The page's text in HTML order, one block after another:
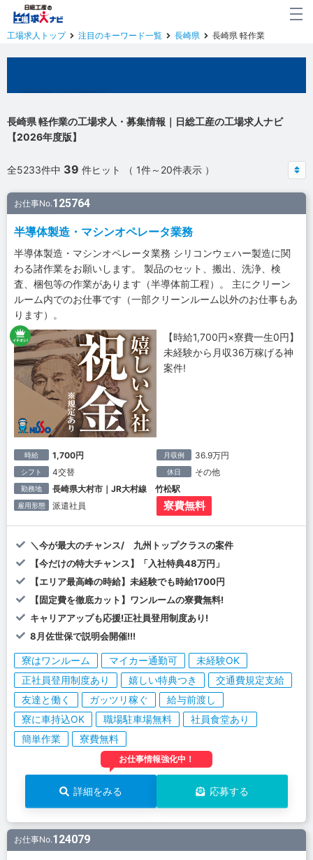
工場求人トップ 注目のキーワード一覧 長崎県 長崎県 軽作業
長崎県 軽作業の工場求人・募集情報｜日総工産の工場求人ナビ
【2026年度版】
全5233件中 39 件ヒット （ 1件～20件表示 ）
お仕事No.125764
半導体製造・マシンオペレータ業務
半導体製造・マシンオペレータ業務 シリコンウェハー製造に関
わる諸作業をお願いします。 製品のセット、搬出、洗浄、検
査、梱包等の作業があります（半導体前工程）。 主にクリーン
ルーム内でのお仕事です（一部クリーンルーム以外のお仕事もあ
ります）。
【時給1,700円×寮費一生0円】
未経験から月収36万稼げる神
案件!
時給 1,700円 月収例 36.9万円
シフト 4交替 休日 その他
勤務地 長崎県大村市｜JR大村線 竹松駅
雇用形態 派遣社員 寮費無料
＼今が最大のチャンス/ 九州トップクラスの案件
【今だけの特大チャンス】「入社特典48万円」
【エリア最高峰の時給】未経験でも時給1700円
【固定費を徹底カット】ワンルームの寮費無料!
キャリアアップも応援!正社員登用制度あり!
8月佐世保で説明会開催!!!
寮はワンルーム マイカー通勤可
未経験OK
正社員登用制度あり
嬉しい特典つき
交通費規定支給
友達と働く
ガッツリ稼ぐ
給与前渡し
寮に車持込OK
職場駐車場無料
社員食堂あり
簡単作業
寮費無料
お仕事情報強化中！
詳細をみる 応募する
お仕事No.124079